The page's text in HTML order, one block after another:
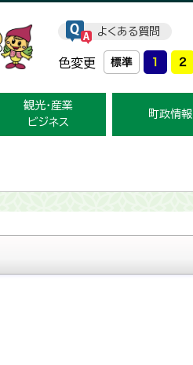
よくある質問
色変更
観光・産業
ビジネス
町政情報